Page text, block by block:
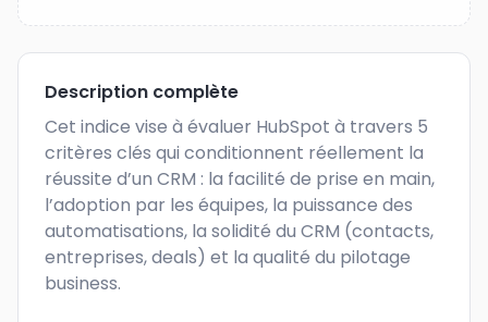
Description complète
Cet indice vise à évaluer HubSpot à travers 5
critères clés qui conditionnent réellement la
réussite d’un CRM : la facilité de prise en main,
l’adoption par les équipes, la puissance des
automatisations, la solidité du CRM (contacts,
entreprises, deals) et la qualité du pilotage
business.